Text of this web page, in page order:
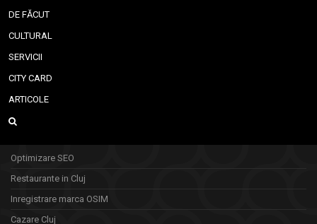
DE FĂCUT
CULTURAL
SERVICII
CITY CARD
ARTICOLE
Optimizare SEO
Restaurante in Cluj
Inregistrare marca OSIM
Cazare Cluj